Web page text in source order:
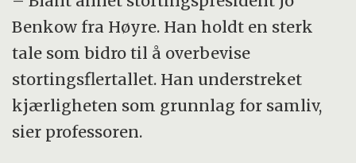
Benkow fra Høyre. Han holdt en sterk
tale som bidro til å overbevise
stortingsflertallet. Han understreket
kjærligheten som grunnlag for samliv,
sier professoren.